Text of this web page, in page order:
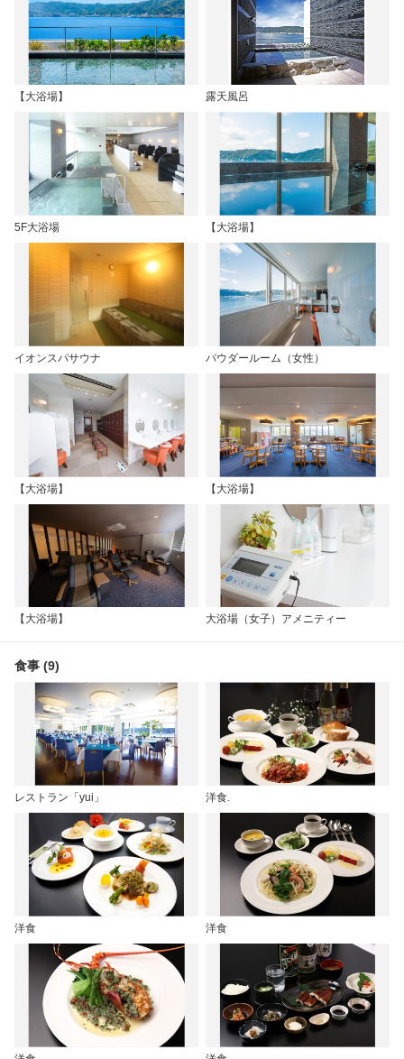
【大浴場】 露天風呂
5F大浴場 【大浴場】
イオンスパサウナ パウダールーム（女性）
【大浴場】 【大浴場】
【大浴場】 大浴場（女子）アメニティー
食事 (9)
レストラン「yui」 洋食.
洋食 洋食